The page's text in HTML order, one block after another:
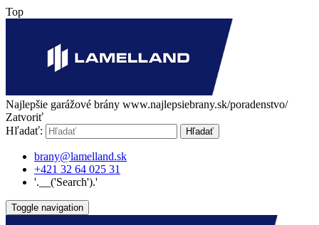
Top
Najlepšie garážové brány www.najlepsiebrany.sk/poradenstvo/
Zatvoriť
Hľadať:
Hľadať
brany@lamelland.sk
+421 32 64 025 31
'.__('Search').'
Toggle navigation